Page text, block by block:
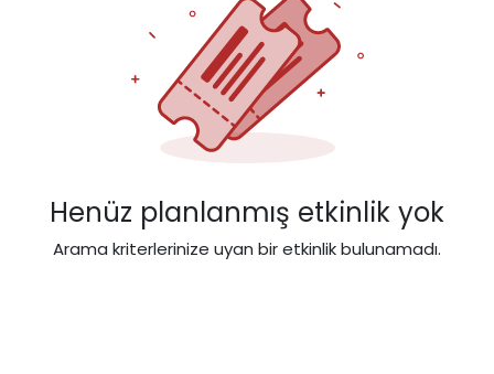
Henüz planlanmış etkinlik yok
Arama kriterlerinize uyan bir etkinlik bulunamadı.